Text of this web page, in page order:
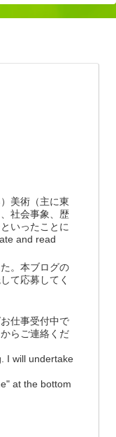
美術（主に東
社会事象、歴
いったことに
and read
。本ブログの
て応募してく
仕事受付中で
らご連絡くだ
I will undertake
at the bottom